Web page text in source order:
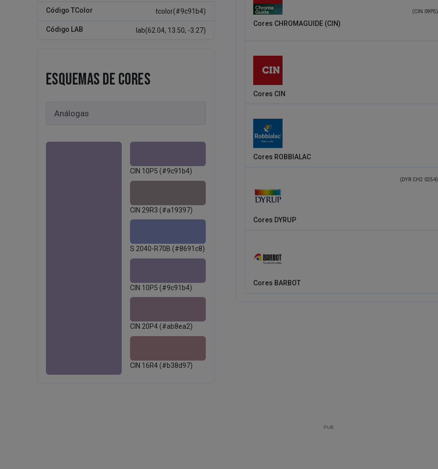
Código TColor tcolor(#9c91b4)
Código LAB lab(62.04, 13.50, -3.27)
ESQUEMAS DE CORES
CIN 10P5 (#9c91b4)
CIN 29R3 (#a19397)
S 2040-R70B (#8691c8)
CIN 10P5 (#9c91b4)
CIN 20P4 (#ab8ea2)
CIN 16R4 (#b38d97)
Cores CHROMAGUIDE (CIN)
(CIN 09P5)
Cores CIN
Cores ROBBIALAC
Cores DYRUP
(DYR CH2 0254)
Cores BARBOT